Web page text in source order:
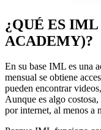
¿QUÉ ES
ACADEMY)?
En su base IML es una
mensual se obtiene
pueden encontrar
Aunque es algo
por internet, al menos a